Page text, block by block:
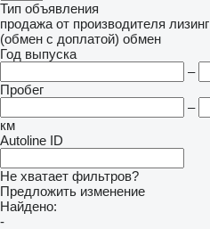
Тип объявления
продажа от производителя лизинг
(обмен с доплатой) обмен
Год выпуска
–
Пробег
–
км
Autoline ID
Не хватает фильтров?
Предложить изменение
Найдено:
-